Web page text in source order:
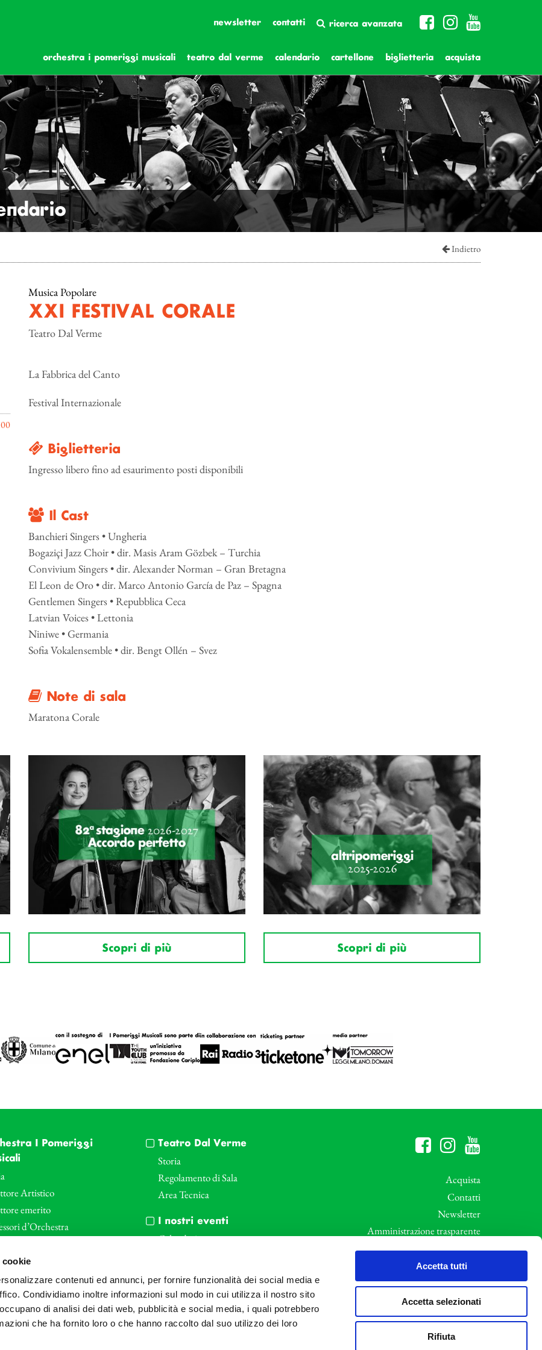
contenuti ed annunci, per fornire funzionalità dei social media e
Condividiamo inoltre informazioni sul modo in cui utilizza il nostro sito
di analisi dei dati web, pubblicità e social media, i quali potrebbero
che ha fornito loro o che hanno raccolto dal suo utilizzo dei loro
Accetta tutti
Accetta selezionati
Rifiuta
newsletter contatti ricerca avanzata
orchestra i pomeriggi musicali teatro dal verme calendario cartellone biglietteria acquista
Indietro
Musica Popolare
XXI FESTIVAL CORALE
Teatro Dal Verme
La Fabbrica del Canto
Festival Internazionale
Biglietteria
Ingresso libero fino ad esaurimento posti disponibili
Il Cast
Banchieri Singers • Ungheria
Bogaziçi Jazz Choir • dir. Masis Aram Gözbek – Turchia
Convivium Singers • dir. Alexander Norman – Gran Bretagna
El Leon de Oro • dir. Marco Antonio García de Paz – Spagna
Gentlemen Singers • Repubblica Ceca
Latvian Voices • Lettonia
Niniwe • Germania
Sofia Vokalensemble • dir. Bengt Ollén – Svez
Note di sala
Maratona Corale
Scopri di più Scopri di più
I Pomeriggi
Artistico
emerito
d’Orchestra
Teatro Dal Verme
Storia
Regolamento di Sala
Area Tecnica
I nostri eventi
Calendario
Biglietteria
Archivio Fotografico
Acquista
Contatti
Newsletter
Amministrazione trasparente
Whistleblowing
Privacy e Cookie Policy
Informative Privacy
Area riservata
Credits